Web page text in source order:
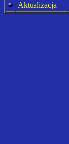
Aktualizacja